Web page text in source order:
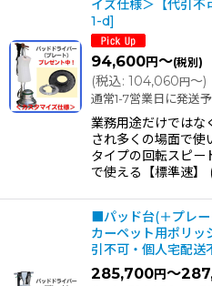
イズ仕様＞【代引不
1-d]
94,600円～(税別)
(税込: 104,060円～)
通常1-7営業日に発送
業務用途だけではな
され多くの場面で使
タイプの回転スピー
で使える【標準速】
■パッド台(＋プレ
カーペット用ポリ
引不可・個人宅配送
285,700円～